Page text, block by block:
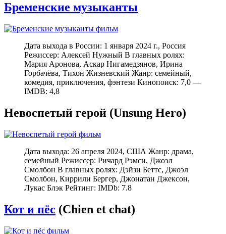
Бременские музыканты
Дата выхода в России: 1 января 2024 г., Россия
Режиссер: Алексей Нужный В главных ролях:
Мария Аронова, Аскар Нигамедзянов, Ирина
Горбачёва, Тихон Жизневский Жанр: семейный,
комедия, приключения, фэнтези Кинопоиск: 7,0 —
IMDB: 4,8
Невоспетый герой (Unsung Hero)
Дата выхода: 26 апреля 2024, США Жанр: драма,
семейный Режиссер: Ричард Рэмси, Джоэл
Смолбон В главных ролях: Дэйзи Беттс, Джоэл
Смолбон, Киррили Бергер, Джонатан Джексон,
Лукас Блэк Рейтинг: IMDb: 7.8
Кот и пёс (Chien et chat)